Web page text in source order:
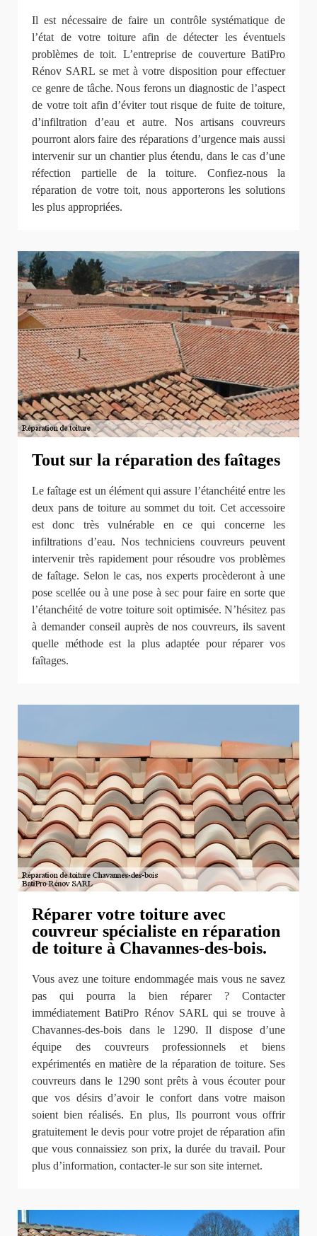
Il est nécessaire de faire un contrôle systématique de
l’état de votre toiture afin de détecter les éventuels
problèmes de toit. L’entreprise de couverture BatiPro
Rénov SARL se met à votre disposition pour effectuer
ce genre de tâche. Nous ferons un diagnostic de l’aspect
de votre toit afin d’éviter tout risque de fuite de toiture,
d’infiltration d’eau et autre. Nos artisans couvreurs
pourront alors faire des réparations d’urgence mais aussi
intervenir sur un chantier plus étendu, dans le cas d’une
réfection partielle de la toiture. Confiez-nous la
réparation de votre toit, nous apporterons les solutions
les plus appropriées.
Tout sur la réparation des faîtages
Le faîtage est un élément qui assure l’étanchéité entre les
deux pans de toiture au sommet du toit. Cet accessoire
est donc très vulnérable en ce qui concerne les
infiltrations d’eau. Nos techniciens couvreurs peuvent
intervenir très rapidement pour résoudre vos problèmes
de faîtage. Selon le cas, nos experts procèderont à une
pose scellée ou à une pose à sec pour faire en sorte que
l’étanchéité de votre toiture soit optimisée. N’hésitez pas
à demander conseil auprès de nos couvreurs, ils savent
quelle méthode est la plus adaptée pour réparer vos
faîtages.
Réparer votre toiture avec
couvreur spécialiste en réparation
de toiture à Chavannes-des-bois.
Vous avez une toiture endommagée mais vous ne savez
pas qui pourra la bien réparer ? Contacter
immédiatement BatiPro Rénov SARL qui se trouve à
Chavannes-des-bois dans le 1290. Il dispose d’une
équipe des couvreurs professionnels et biens
expérimentés en matière de la réparation de toiture. Ses
couvreurs dans le 1290 sont prêts à vous écouter pour
que vos désirs d’avoir le confort dans votre maison
soient bien réalisés. En plus, Ils pourront vous offrir
gratuitement le devis pour votre projet de réparation afin
que vous connaissiez son prix, la durée du travail. Pour
plus d’information, contacter-le sur son site internet.